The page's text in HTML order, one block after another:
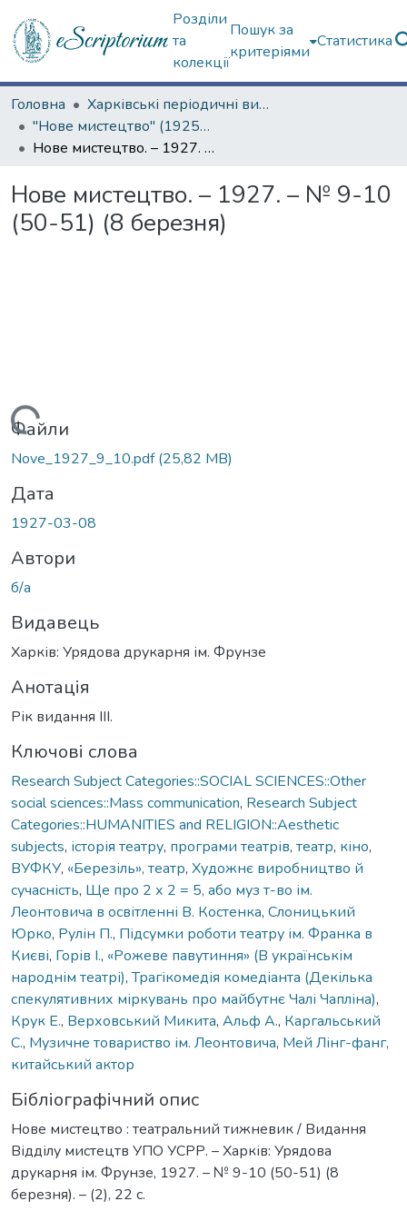
Розділи
та
колекції
Пошук за
критеріями
Статистика
Головна
Харківські періодичні видання
"Нове мистецтво" (1925–1928 рр.)
Нове мистецтво. – 1927. – № 9-10 (50-51) (8 березня)
Нове мистецтво. – 1927. – № 9-10
(50-51) (8 березня)
Вантажиться...
Файли
Nove_1927_9_10.pdf(25,82 MB)
Дата
1927-03-08
Автори
б/а
Видавець
Харків: Урядова друкарня ім. Фрунзе
Анотація
Рік видання ІІІ.
Ключові слова
Research Subject Categories::SOCIAL SCIENCES::Other
social sciences::Mass communication, Research Subject
Categories::HUMANITIES and RELIGION::Aesthetic
subjects, історія театру, програми театрів, театр, кіно,
ВУФКУ, «Березіль», театр, Художнє виробництво й
сучасність, Ще про 2 х 2 = 5, або муз т-во ім.
Леонтовича в освітленні В. Костенка, Слоницький
Юрко, Рулін П., Підсумки роботи театру ім. Франка в
Києві, Горів І., «Рожеве павутиння» (В українськім
народнім театрі),Трагікомедія комедіанта (Декілька
спекулятивних міркувань про майбутнє Чалі Чапліна),
Крук Е., Верховський Микита, Альф А., Каргальський
С., Музичне товариство ім. Леонтовича, Мей Лінг-фанг,
китайський актор
Бібліографічний опис
Нове мистецтво : театральний тижневик / Видання
Відділу мистецтв УПО УСРР. – Харків: Урядова
друкарня ім. Фрунзе, 1927. – № 9-10 (50-51) (8
березня). – (2), 22 с.